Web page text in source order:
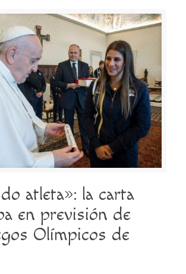
atleta»: la carta
en previsión de
Olímpicos de